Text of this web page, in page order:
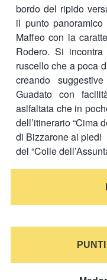
bordo del ripido
il punto
Maffeo con la
Rodero. Si
ruscello che a poca
creando
Guadato con
aslfaltata che in
dell’itinerario “Cima
di Bizzarone ai piedi
del “Colle